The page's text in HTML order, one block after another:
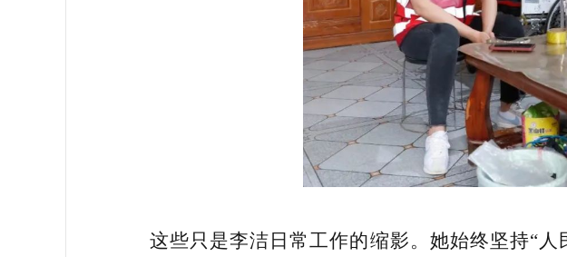
这些只是李洁日常工作的缩影。她始终坚持“